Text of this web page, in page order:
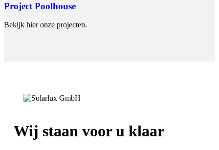
Project Poolhouse
Bekijk hier onze projecten.
Wij staan voor u klaar